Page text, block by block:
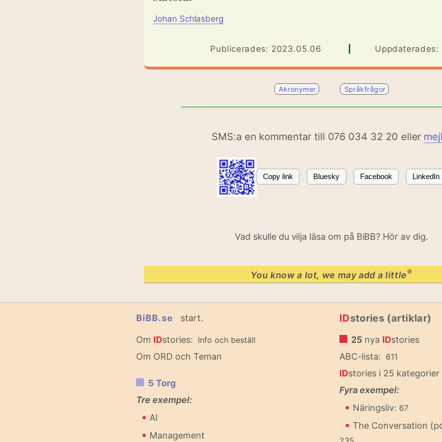
Johan Schlasberg
Publicerades: 2023.05.06 Uppdaterades:
Akronymer Språkfrågor
SMS:a en kommentar till 076 034 32 20 eller
Copy link Bluesky Facebook LinkedIn
Vad skulle du vilja läsa om på BiBB? Hör av dig.
You know a lot, we may add a little®
BiBB.se start.
Om IDstories: Info och beställ
Om ORD och Teman
5 Torg
Tre exempel:
• AI
• Management
IDstories (artiklar)
25 nya IDstories
ABC-lista: 611
IDstories i 25 kategorier
Fyra exempel:
• Näringsliv: 67
• The Conversation